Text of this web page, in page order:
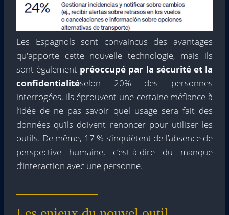
Les Espagnols sont convaincus des avantages
qu'apporte cette nouvelle technologie, mais ils
sont également préoccupé par la sécurité et la
confidentialitéselon 20% des personnes
interrogées. Ils éprouvent une certaine méfiance à
l’idée de ne pas savoir quel usage sera fait des
données qu’ils doivent renoncer pour utiliser les
outils. De même, 17 % s’inquiètent de l’absence de
perspective humaine, c’est-à-dire du manque
d’interaction avec une personne.